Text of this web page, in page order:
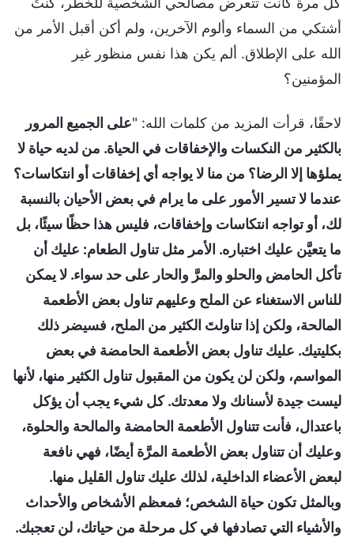
أشتكي من السماء وألوم الآخرين، ولم أكن أقبل الأمر من
الله على الإطلاق. ألم يكن هذا نفس منظور غير
المؤمنين؟
لاحقًا، قرأت المزيد من كلمات الله: "على الجميع المرور
بالكثير من النكسات والإخفاقات في الحياة. من لديه حياة لا
يملؤها إلا الرضا؟ من منا لا يواجه أي إخفاقات أو انتكاسات؟
عندما لا تسير الأمور على ما يرام في بعض الأحيان بالنسبة
لك، أو تواجه انتكاسات وإخفاقات، فليس هذا حظًا سيئًا، بل
ما يتعيَّن عليك اختباره. الأمر مثل تناول الطعام: عليك أن
تأكل الحامض والحلو والمرَّ والحار على حد سواء. لا يمكن
للناس الاستغناء عن الملح وعليهم تناول بعض الأطعمة
المالحة، ولكن إذا تناولتَ الكثير من الملح، فسيضر ذلك
بكليتيك. عليك تناول بعض الأطعمة الحامضة في بعض
المواسم، ولكن لن يكون من المقبول تناول الكثير منها، لأنها
ليست جيدة لأسنانك ولا معدتك. كل شيء يجب أن يؤكل
باعتدال، فأنت تتناول الأطعمة الحامضة والمالحة والحلوة،
وعليك أن تتناول بعض الأطعمة المرَّة أيضًا، فهي نافعة
لبعض الأعضاء الداخلية، لذلك عليك تناول القليل منها.
وبالمثل تكون حياة الشخص؛ فمعظم الأشخاص والأحداث
والأشياء التي تصادفها في كل مرحلة من حياتك، لن تعجبك.